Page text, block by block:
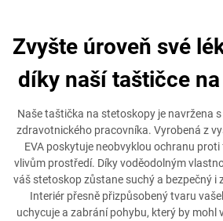
Zvyšte úroveň své
díky naší taštičce
Naše taštička na stetoskopy je navržena
zdravotnického pracovníka. Vyrobená z
EVA poskytuje neobvyklou ochranu
vlivům prostředí. Díky voděodolným
váš stetoskop zůstane suchý a bezpečný i
Interiér přesně přizpůsobený tvaru
uchycuje a zabrání pohybu, který by mohl